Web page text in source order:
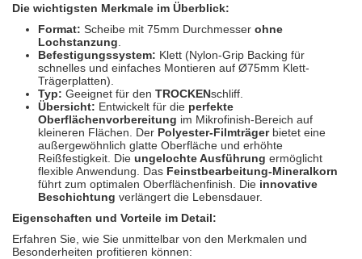
Wibeco
(1)
ZVG
Die wichtigsten Merkmale im Überblick:
Format: Scheibe mit 75mm Durchmesser ohne
Lochstanzung
Befestigungssystem: Klett (Nylon-Grip Backing für
schnelles und einfaches Montieren auf Ø75mm Klett-
Trägerplatten).
Typ: Geeignet für den TROCKENschliff.
Übersicht: Entwickelt für die perfekte
Oberflächenvorbereitung im Mikrofinish-Bereich auf
kleineren Flächen. Der Polyester-Filmträgerbietet eine
außergewöhnlich glatte Oberfläche und erhöhte
Reißfestigkeit. Die ungelochte Ausführung ermöglicht
flexible Anwendung. Das Feinstbearbeitung-Mineralkorn
führt zum optimalen Oberflächenfinish. Die innovative
Beschichtung verlängert die Lebensdauer.
Eigenschaften und Vorteile im Detail:
Erfahren Sie, wie Sie unmittelbar von den Merkmalen und
Besonderheiten profitieren können: